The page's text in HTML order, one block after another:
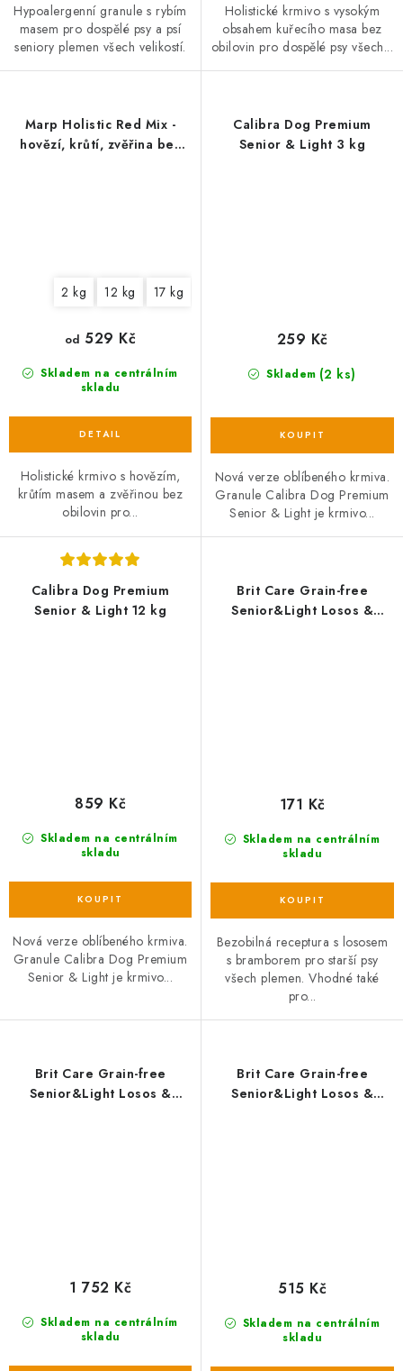
Hypoalergenní granule s rybím
masem pro dospělé psy a psí
seniory plemen všech velikostí.
Holistické krmivo s vysokým
obsahem kuřecího masa bez
obilovin pro dospělé psy všech...
Marp Holistic Red Mix -
hovězí, krůtí, zvěřina bez
2 kg 12 kg 17 kg
Skladem na centrálním
skladu
od 529 Kč
Holistické krmivo s hovězím,
krůtím masem a zvěřinou bez
obilovin pro...
Calibra Dog Premium
Senior & Light 3 kg
Skladem (2 ks)
259 Kč
Nová verze oblíbeného krmiva.
Granule Calibra Dog Premium
Senior & Light je krmivo...
Calibra Dog Premium
Senior & Light 12 kg
Skladem na centrálním
skladu
859 Kč
Nová verze oblíbeného krmiva.
Granule Calibra Dog Premium
Senior & Light je krmivo...
Brit Care Grain-free
Senior&Light Losos &
Skladem na centrálním
skladu
171 Kč
Bezobilná receptura s lososem
s bramborem pro starší psy
všech plemen. Vhodné také
pro...
Brit Care Grain-free
Senior&Light Losos &
Skladem na centrálním
skladu
1 752 Kč
Brit Care Grain-free
Senior&Light Losos &
Skladem na centrálním
skladu
515 Kč